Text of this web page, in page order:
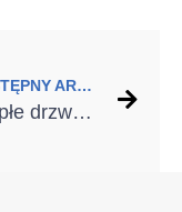
NASTĘPNY ARTYKUŁ
Ciepłe drzwi zewnętrzne – wybór, który się opłaca